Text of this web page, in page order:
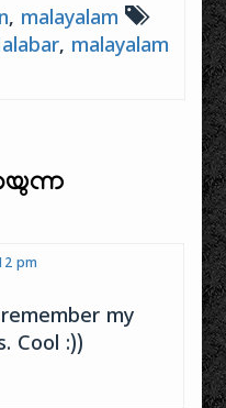
, malayalam
, malayalam
pm
my
Cool :))